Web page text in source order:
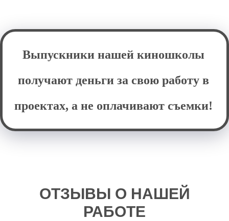
Выпускники нашей киношколы
получают деньги за свою работу в
проектах, а не оплачивают съемки!
ОТЗЫВЫ О НАШЕЙ
РАБОТЕ